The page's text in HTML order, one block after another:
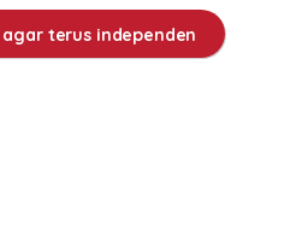
terus independen